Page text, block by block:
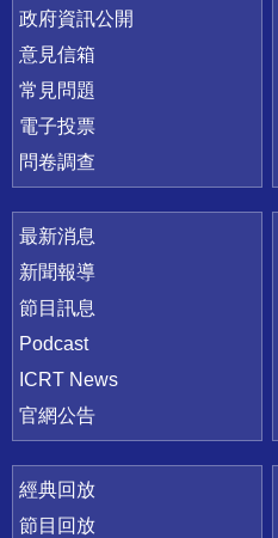
政府資訊公開
意見信箱
常見問題
電子投票
問卷調查
最新消息
新聞報導
節目訊息
Podcast
ICRT News
官網公告
經典回放
節目回放